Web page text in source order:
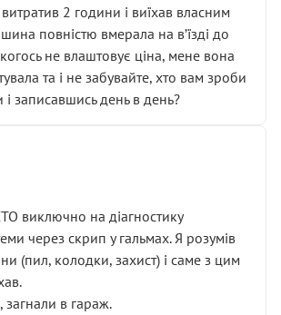
2 години і виїхав власним
повністю вмерала на вʼїзді до
не влаштовує ціна, мене вона
та і не забувайте, хто вам зроби
і записавшись день в день?
виключно на діагностику
через скрип у гальмах. Я розумів
(пил, колодки, захист) і саме з цим
в гараж.